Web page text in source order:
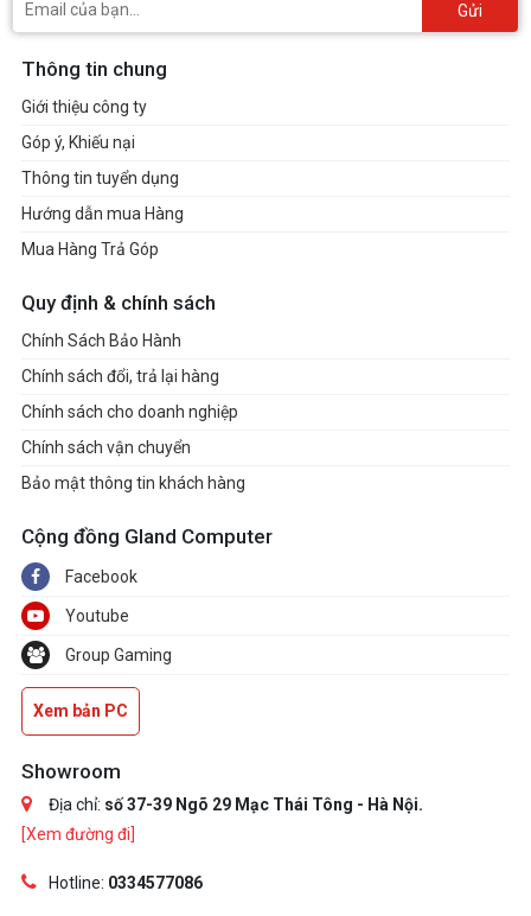
Gửi
Thông tin chung
Giới thiệu công ty
Góp ý, Khiếu nại
Thông tin tuyển dụng
Hướng dẫn mua Hàng
Mua Hàng Trả Góp
Quy định & chính sách
Chính Sách Bảo Hành
Chính sách đổi, trả lại hàng
Chính sách cho doanh nghiệp
Chính sách vận chuyển
Bảo mật thông tin khách hàng
Cộng đồng Gland Computer
Facebook
Youtube
Group Gaming
Xem bản PC
Showroom
Địa chỉ: số 37-39 Ngõ 29 Mạc Thái Tông - Hà Nội.
[Xem đường đi]
Hotline: 0334577086